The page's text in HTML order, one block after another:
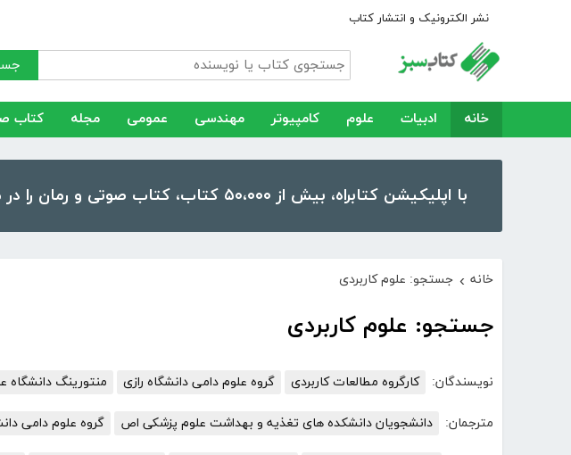
نشر الکترونیک و انتشار کتاب
خانه ادبیات علوم کامپیوتر مهندسی عمومی مجله کتاب
با اپلیکیشن کتابراه، بیش از ۵۰،۰۰۰ کتاب، کتاب صوتی و رمان را در موبایل و تبلت خود داشته باشید!
خانه › جستجو: علوم کاربردی
جستجو: علوم کاربردی
نویسندگان: کارگروه مطالعات کاربردی گروه علوم دامی دانشگاه رازی منتورینگ دانشگاه
مترجمان: دانشجویان دانشکده های تغذیه و بهداشت علوم پزشکی اص گروه علوم دامی